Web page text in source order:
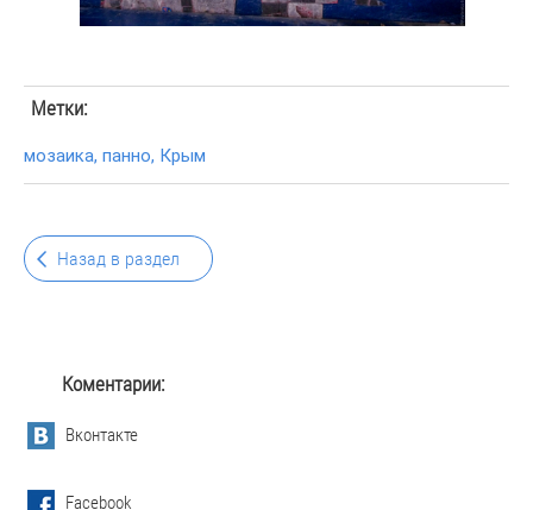
Метки:
мозаика, панно, Крым
Назад в раздел
Коментарии:
Вконтакте
Facebook